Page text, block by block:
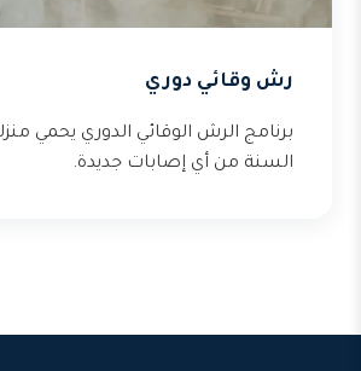
رش وقائي دوري
برنامج الرش الوقائي الدوري يحمي
السنة من أي إصابات جديدة.